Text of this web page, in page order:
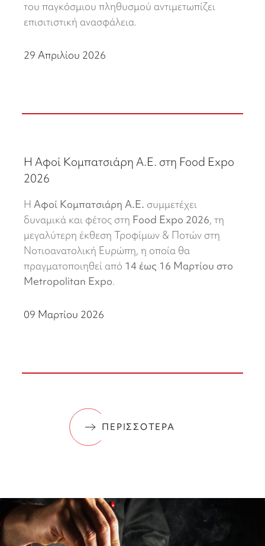
του παγκόσμιου πληθυσμού αντιμετωπίζει
επισιτιστική ανασφάλεια.
29 Απριλίου 2026
Η Αφοί Κομπατσιάρη Α.Ε. στη Food Expo
2026
Η Αφοί Κομπατσιάρη Α.Ε. συμμετέχει
δυναμικά και φέτος στη Food Expo 2026, τη
μεγαλύτερη έκθεση Τροφίμων & Ποτών στη
Νοτιοανατολική Ευρώπη, η οποία θα
πραγματοποιηθεί από 14 έως 16 Μαρτίου στο
Metropolitan Expo.
09 Μαρτίου 2026
ΠΕΡΙΣΣΟΤΕΡΑ